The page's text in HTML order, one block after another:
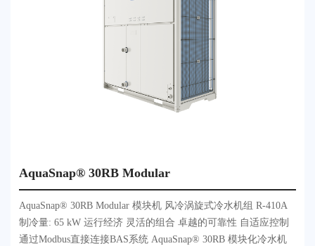
AquaSnap® 30RB Modular
AquaSnap® 30RB Modular 模块机 风冷涡旋式冷水机组 R-410A
制冷量: 65 kW 运行经济 灵活的组合 卓越的可靠性 自适应控制
通过Modbus直接连接BAS系统 AquaSnap® 30RB 模块化冷水机